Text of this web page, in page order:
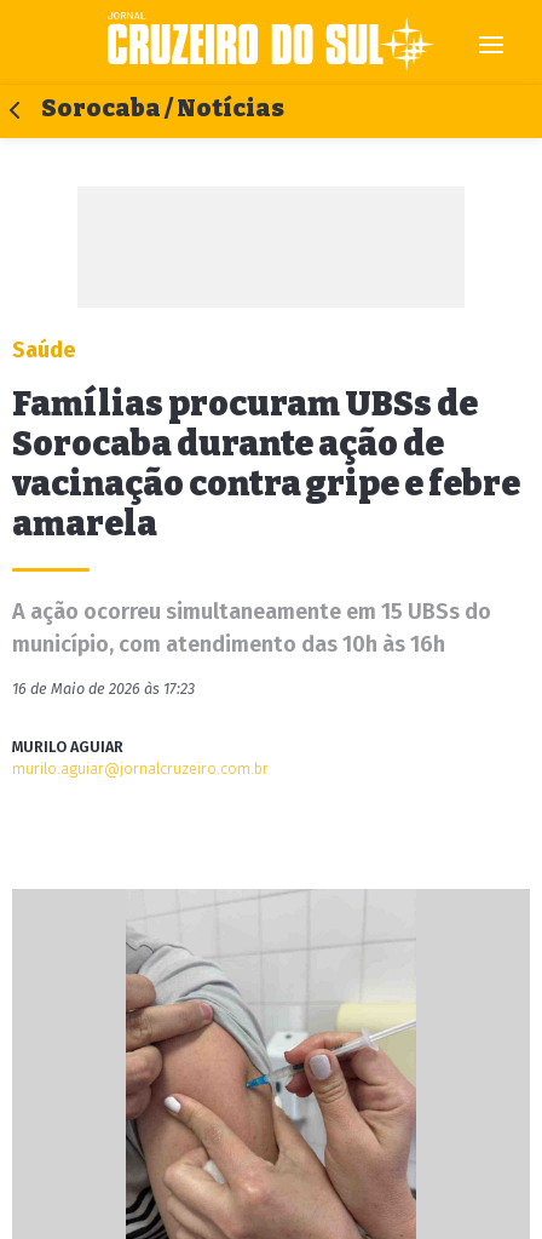
Sorocaba / Notícias
Saúde
Famílias procuram UBSs de
Sorocaba durante ação de
vacinação contra gripe e febre
amarela
A ação ocorreu simultaneamente em 15 UBSs do
município, com atendimento das 10h às 16h
16 de Maio de 2026 às 17:23
MURILO AGUIAR
murilo.aguiar@jornalcruzeiro.com.br